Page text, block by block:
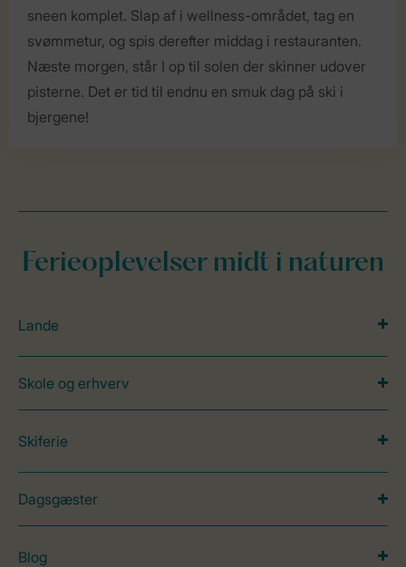
sneen komplet. Slap af i wellness-området, tag en
svømmetur, og spis derefter middag i restauranten.
Næste morgen, står I op til solen der skinner udover
pisterne. Det er tid til endnu en smuk dag på ski i
bjergene!
Ferieoplevelser midt i naturen
Lande
Skole og erhverv
Skiferie
Dagsgæster
Blog